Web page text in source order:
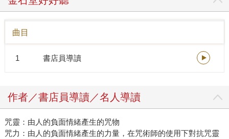
曲目
1 書店員導讀
作者／書店員導讀／名人導讀
咒靈：由人的負面情緒產生的咒物
咒力：由人的負面情緒產生的力量，在咒術師的使用下對抗咒靈